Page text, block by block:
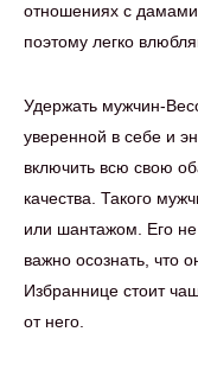
отношениях с
поэтому легко
Удержать мужчин-
уверенной в себе и
включить всю свою
качества. Такого
или шантажом. Его
важно осознать, что
Избраннице стоит
от него.